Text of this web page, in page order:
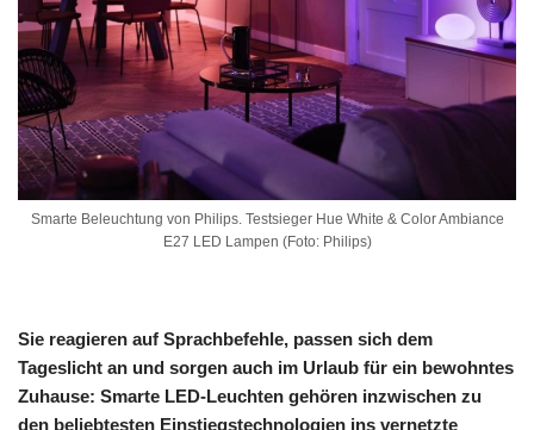
Smarte Beleuchtung von Philips. Testsieger Hue White & Color Ambiance
E27 LED Lampen (Foto: Philips)
Sie reagieren auf Sprachbefehle, passen sich dem
Tageslicht an und sorgen auch im Urlaub für ein bewohntes
Zuhause: Smarte LED-Leuchten gehören inzwischen zu
den beliebtesten Einstiegstechnologien ins vernetzte